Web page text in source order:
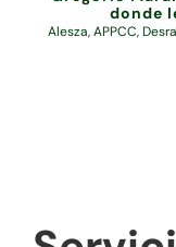
donde
Alesza,APPCC,